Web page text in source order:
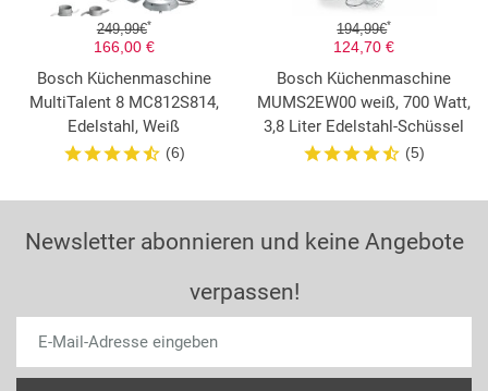
249,99€*
166,00 €
Bosch Küchenmaschine
MultiTalent 8 MC812S814,
Edelstahl, Weiß
(6)
194,99€*
124,70 €
Bosch Küchenmaschine
MUMS2EW00 weiß, 700 Watt,
3,8 Liter Edelstahl-Schüssel
(5)
Newsletter abonnieren und keine Angebote
verpassen!